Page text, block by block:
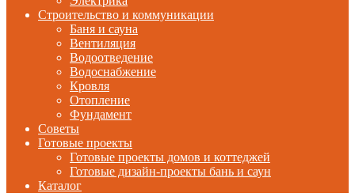
Строительство и коммуникации
Баня и сауна
Вентиляция
Водоотведение
Водоснабжение
Кровля
Отопление
Фундамент
Советы
Готовые проекты
Готовые проекты домов и коттеджей
Готовые дизайн-проекты бань и саун
Каталог